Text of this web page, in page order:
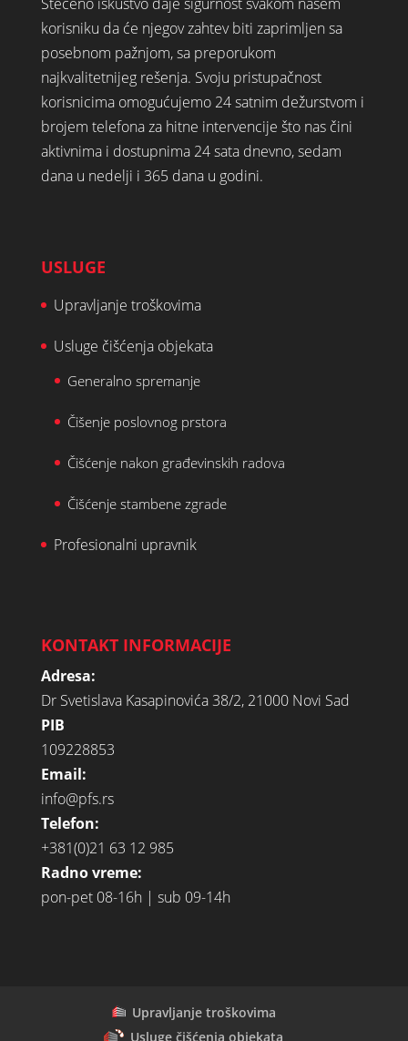
korisniku da će njegov zahtev biti zaprimljen sa
posebnom pažnjom, sa preporukom
najkvalitetnijeg rešenja. Svoju pristupačnost
korisnicima omogućujemo 24 satnim dežurstvom i
brojem telefona za hitne intervencije što nas čini
aktivnima i dostupnima 24 sata dnevno, sedam
dana u nedelji i 365 dana u godini.
USLUGE
Upravljanje troškovima
Usluge čišćenja objekata
Generalno spremanje
Čišenje poslovnog prstora
Čišćenje nakon građevinskih radova
Čišćenje stambene zgrade
Profesionalni upravnik
KONTAKT INFORMACIJE
Adresa:
Dr Svetislava Kasapinovića 38/2, 21000 Novi Sad
PIB
109228853
Email:
info@pfs.rs
Telefon:
+381(0)21 63 12 985
Radno vreme:
pon-pet 08-16h | sub 09-14h
Upravljanje troškovima
Usluge čišćenja objekata